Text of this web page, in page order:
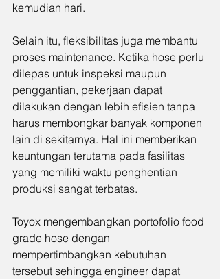
kemudian hari.
Selain itu, fleksibilitas juga membantu
proses maintenance. Ketika hose perlu
dilepas untuk inspeksi maupun
penggantian, pekerjaan dapat
dilakukan dengan lebih efisien tanpa
harus membongkar banyak komponen
lain di sekitarnya. Hal ini memberikan
keuntungan terutama pada fasilitas
yang memiliki waktu penghentian
produksi sangat terbatas.
Toyox mengembangkan portofolio food
grade hose dengan
mempertimbangkan kebutuhan
tersebut sehingga engineer dapat